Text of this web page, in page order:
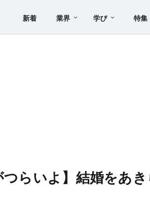
新着 業界 学び 特集
つらいよ】結婚をあ